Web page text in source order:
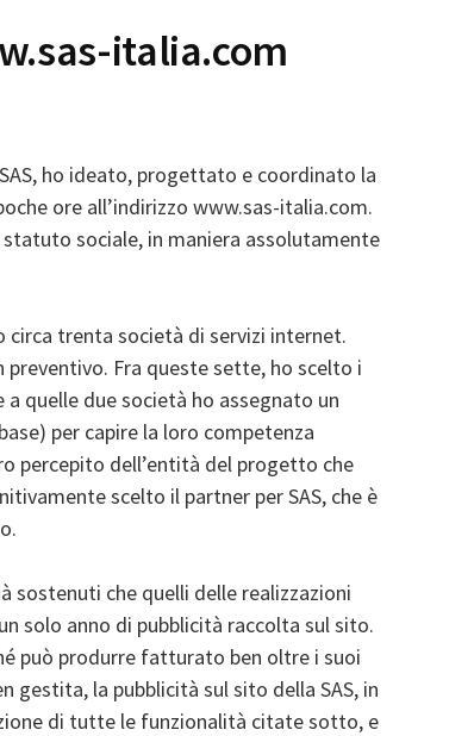
italia.com
ho ideato, progettato e coordinato la
ore all’indirizzo www.sas-italia.com.
sociale, in maniera assolutamente
circa trenta società di servizi internet.
Fra queste sette, ho scelto i
quelle due società ho assegnato un
per capire la loro competenza
percepito dell’entità del progetto che
scelto il partner per SAS, che è
che quelli delle realizzazioni
solo anno di pubblicità raccolta sul sito.
può produrre fatturato ben oltre i suoi
gestita, la pubblicità sul sito della SAS, in
di tutte le funzionalità citate sotto, e